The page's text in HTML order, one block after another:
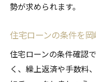
勢が求められます。
住宅ローンの条件を
住宅ローンの条件確認
く、繰上返済や手数料